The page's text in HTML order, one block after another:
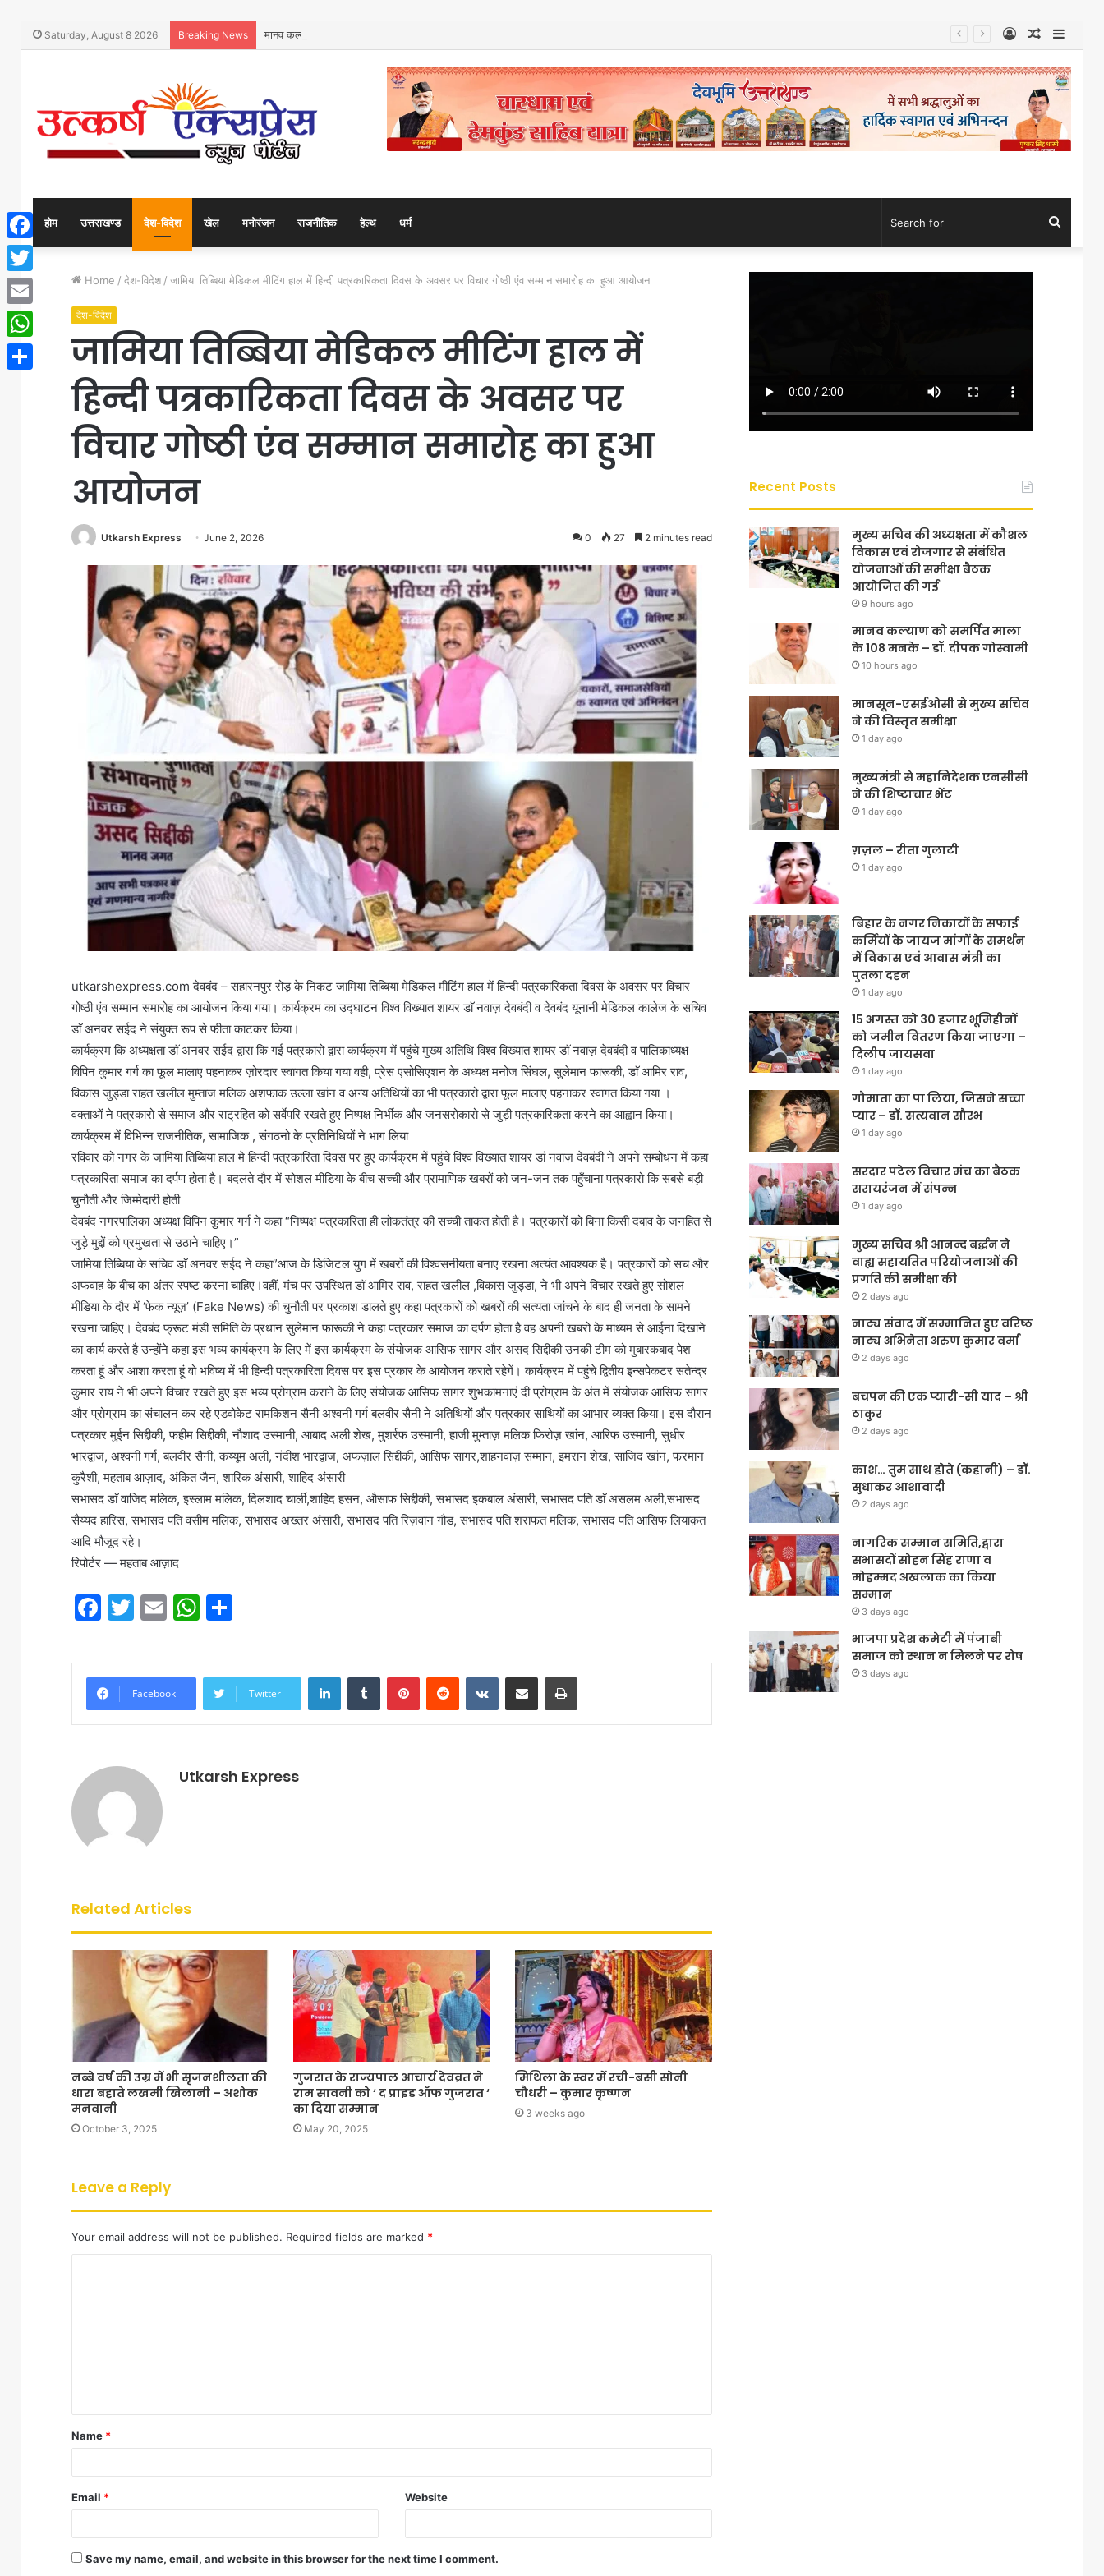
Saturday, August 8 2026 Breaking News मानव कल्याण को समर्पित माला के 108 मनके – डॉ. दीपक गोस्वामी
Random
Article
Log
In
होम उत्तराखण्ड देश-विदेश खेल मनोरंजन राजनीतिक हेल्थ धर्म
Home / देश-विदेश / जामिया तिब्बिया मेडिकल मीटिंग हाल में हिन्दी पत्रकारिकता दिवस के अवसर पर विचार गोष्ठी एंव सम्मान समारोह का हुआ आयोजन
देश-विदेश
जामिया तिब्बिया मेडिकल मीटिंग हाल में
हिन्दी पत्रकारिकता दिवस के अवसर पर
विचार गोष्ठी एंव सम्मान समारोह का हुआ
आयोजन
Utkarsh Express June 2, 2026 0 27 2 minutes read
utkarshexpress.com देवबंद – सहारनपुर रोड़़ के निकट जामिया तिब्बिया मेडिकल मीटिंग हाल में हिन्दी पत्रकारिकता दिवस के अवसर पर विचार
गोष्ठी एंव सम्मान समारोह का आयोजन किया गया। कार्यक्रम का उद्घाटन विश्व विख्यात शायर डाॅ नवाज़ देवबंदी व देवबंद यूनानी मेडिकल कालेज के सचिव
डाॅ अनवर सईद ने संयुक्त रूप से फीता काटकर किया।
कार्यक्रम कि अध्यक्षता डाॅ अनवर सईद द्वारा कि गई पत्रकारो द्वारा कार्यक्रम में पहुंचे मुख्य अतिथि विश्व विख्यात शायर डाॅ नवाज़ देवबंदी व पालिकाध्यक्ष
विपिन कुमार गर्ग का फूल मालाए पहनाकर ज़ोरदार स्वागत किया गया वही, प्रेस एसोसिएशन के अध्यक्ष मनोज सिंघल, सुलेमान फारूकी, डाॅ आमिर राव,
विकास जुड्डा राहत खलील मुम्ताज मलिक अशफाक उल्ला खांन व अन्य अतिथियों का भी पत्रकारो द्वारा फूल मालाए पहनाकर स्वागत किया गया ।
वक्ताओं ने पत्रकारो से समाज और राट्रहित को सर्वेपरि रखते हुए निष्पक्ष निर्भीक और जनसरोकारो से जुड़ी पत्रकारिकता करने का आह्वान किया।
कार्यक्रम में विभिन्न राजनीतिक, सामाजिक , संगठनो के प्रतिनिधियों ने भाग लिया
रविवार को नगर के जामिया तिब्बिया हाल मे़ हिन्दी पत्रकारिता दिवस पर हुए कार्यक्रम में पहुंचे विश्व विख्यात शायर डां नवाज़ देवबंदी ने अपने सम्बोधन में कहा
पत्रकारिता समाज का दर्पण होता है। बदलते दौर में सोशल मीडिया के बीच सच्ची और प्रामाणिक खबरों को जन-जन तक पहुँचाना पत्रकारो कि सबसे बड़ी
चुनौती और जिम्मेदारी होती
देवबंद नगरपालिका अध्यक्ष विपिन कुमार गर्ग ने कहा “निष्पक्ष पत्रकारिता ही लोकतंत्र की सच्ची ताकत होती है। पत्रकारों को बिना किसी दबाव के जनहित से
जुड़े मुद्दों को प्रमुखता से उठाने चाहिए।”
जामिया तिब्बिया के सचिव डाॅ अनवर सईद ने कहा”आज के डिजिटल युग में खबरों की विश्वसनीयता बनाए रखना अत्यंत आवश्यक है। पत्रकारों को सच और
अफवाह के बीच का अंतर स्पष्ट करना चाहिए।वहीं, मंच पर उपस्थित डाॅ आमिर राव, राहत खलील ,विकास जुड्डा, ने भी अपने विचार रखते हुए सोशल
मीडिया के दौर में ‘फेक न्यूज़’ (Fake News) की चुनौती पर प्रकाश डालते हुए कहा पत्रकारों को खबरों की सत्यता जांचने के बाद ही जनता के सामने
रखना चाहिए। देवबंद फ्रूट मंडी समिति के प्रधान सुलेमान फारूकी ने कहा पत्रकार समाज का दर्पण होता है वह अपनी खबरो के माध्यम से आईना दिखाने
का कार्य करते है उन्होंने कहा इस भव्य कार्यक्रम के लिए में इस कार्यक्रम के संयोजक आसिफ सागर और असद सिद्दीकी उनकी टीम को मुबारकबाद पेश
करता हूं और आशा करता हूं वो भविष्य में भी हिन्दी पत्रकारिता दिवस पर इस प्रकार के आयोजन कराते रहेगें। कार्यक्रम में पहुंचे द्वितीय इन्सपेकटर सतेन्द्र
कुमार राय ने भी अपने विचार रखते हुए इस भव्य प्रोग्राम कराने के लिए संयोजक आसिफ सागर शुभकामनाएं दी प्रोग्राम के अंत में संयोजक आसिफ सागर
और प्रोग्राम का संचालन कर रहे एडवोकेट रामकिशन सैनी अश्वनी गर्ग बलवीर सैनी ने अतिथियों और पत्रकार साथियों का आभार व्यक्त किया। इस दौरान
पत्रकार मुईन सिद्दीकी, फहीम सिद्दीकी, नौशाद उस्मानी, आबाद अली शेख, मुशर्रफ उस्मानी, हाजी मुम्ताज़ मलिक फिरोज़ खांन, आरिफ उस्मानी, सुधीर
भारद्वाज, अश्वनी गर्ग, बलवीर सैनी, कय्यूम अली, नंदीश भारद्वाज, अफज़ाल सिद्दीकी, आसिफ सागर,शाहनवाज़ सम्मान, इमरान शेख, साजिद खांन, फरमान
कुरैशी, महताब आज़ाद, अंकित जैन, शारिक अंसारी, शाहिद अंसारी
सभासद डाॅ वाजिद मलिक, इस्लाम मलिक, दिलशाद चार्ली,शाहिद हसन, औसाफ सिद्दीकी, सभासद इकबाल अंसारी, सभासद पति डाॅ असलम अली,सभासद
सैय्यद हारिस, सभासद पति वसीम मलिक, सभासद अख्तर अंसारी, सभासद पति रिज़वान गौड, सभासद पति शराफत मलिक, सभासद पति आसिफ लियाक़त
आदि मौजूद रहे।
रिपोर्टर — महताब आज़ाद
F
c
e
b
o
k
T
itt
er
E
ai
l
W
at
s
A
p
ar
e
Facebook Twitter
Utkarsh Express
Related Articles
नब्बे वर्ष की उम्र में भी सृजनशीलता की
धारा बहाते लखमी खिलानी – अशोक
मनवानी
October 3, 2025
गुजरात के राज्यपाल आचार्य देवव्रत ने
राम सावनी को ‘ द प्राइड ऑफ गुजरात ‘
का दिया सम्मान
May 20, 2025
मिथिला के स्वर में रची-बसी सोनी
चौधरी – कुमार कृष्णन
3 weeks ago
Leave a Reply
Your email address will not be published. Required fields are marked *
t
*
Name *
Email * Website
Save my name, email, and website in this browser for the next time I comment.
Recent Posts
मुख्य सचिव की अध्यक्षता में कौशल
विकास एवं रोजगार से संबंधित
योजनाओं की समीक्षा बैठक
आयोजित की गई
9 hours ago
मानव कल्याण को समर्पित माला
के 108 मनके – डॉ. दीपक गोस्वामी
10 hours ago
मानसून-एसईओसी से मुख्य सचिव
ने की विस्तृत समीक्षा
1 day ago
मुख्यमंत्री से महानिदेशक एनसीसी
ने की शिष्टाचार भेंट
1 day ago
ग़ज़ल – रीता गुलाटी
1 day ago
बिहार के नगर निकायों के सफाई
कर्मियों के जायज मांगों के समर्थन
में विकास एवं आवास मंत्री का
पुतला दहन
1 day ago
15 अगस्त को 30 हजार भूमिहीनों
को जमीन वितरण किया जाएगा –
दिलीप जायसवा
1 day ago
गौमाता का पा लिया, जिसने सच्चा
प्यार – डॉ. सत्यवान सौरभ
1 day ago
सरदार पटेल विचार मंच का बैठक
सरायरंजन में संपन्न
1 day ago
मुख्य सचिव श्री आनन्द बर्द्धन ने
वाह्य सहायतित परियोजनाओं की
प्रगति की समीक्षा की
2 days ago
नाट्य संवाद में सम्मानित हुए वरिष्ठ
नाट्य अभिनेता अरुण कुमार वर्मा
2 days ago
बचपन की एक प्यारी-सी याद – श्री
ठाकुर
2 days ago
काश… तुम साथ होते (कहानी) – डॉ.
सुधाकर आशावादी
2 days ago
नागरिक सम्मान समिति,द्वारा
सभासदों सोहन सिंह राणा व
मोहम्मद अखलाक का किया
सम्मान
3 days ago
भाजपा प्रदेश कमेटी में पंजाबी
समाज को स्थान न मिलने पर रोष
3 days ago
Facebook
Twitter
Email
WhatsApp